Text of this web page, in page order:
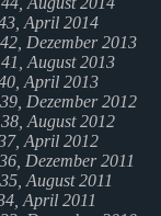
April 2014
Dezember 2013
August 2013
April 2013
Dezember 2012
August 2012
April 2012
Dezember 2011
August 2011
April 2011